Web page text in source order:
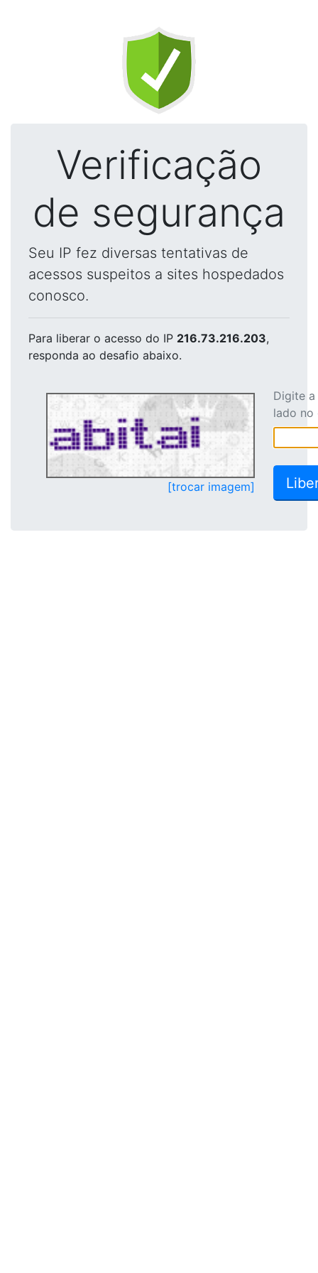
Verificação
de segurança
Seu IP fez diversas tentativas de
acessos suspeitos a sites hospedados
conosco.
Para liberar o acesso do IP 216.73.216.203,
responda ao desafio abaixo.
[trocar imagem]
Digite
lado no